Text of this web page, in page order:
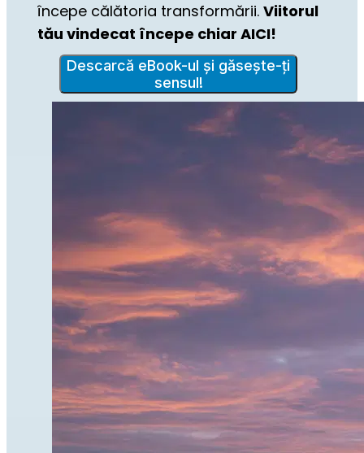
începe călătoria transformării. Viitorul
tău vindecat începe chiar AICI!
Descarcă eBook-ul și găsește-ți
sensul!